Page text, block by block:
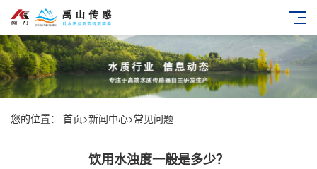
您的位置： 首页>新闻中心>常见问题
饮用水浊度一般是多少？